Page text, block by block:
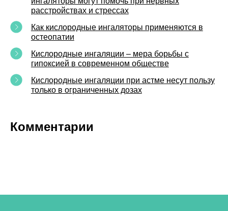
расстройствах и стрессах
Как кислородные ингаляторы применяются в
остеопатии
Кислородные ингаляции – мера борьбы с
гипоксией в современном обществе
Кислородные ингаляции при астме несут пользу
только в ограниченных дозах
Комментарии